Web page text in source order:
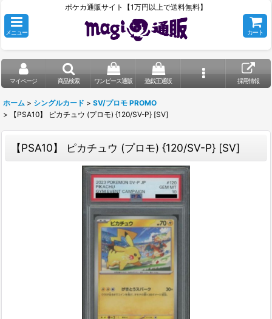
ポケカ通販サイト【1万円以上で送料無料】
メニュー カート
マイページ 商品検索 ワンピース通販 遊戯王通販 採用情報
ホーム > シングルカード > SV/プロモ PROMO
>
【PSA10】 ピカチュウ (プロモ) {120/SV-P} [SV]
【PSA10】 ピカチュウ (プロモ) {120/SV-P} [SV]